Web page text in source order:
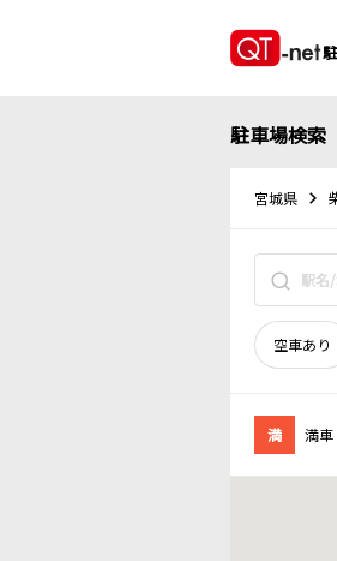
駐車場検索
宮城県
空車あり
満 満車